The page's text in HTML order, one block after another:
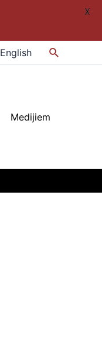
English Search
Medijiem
X